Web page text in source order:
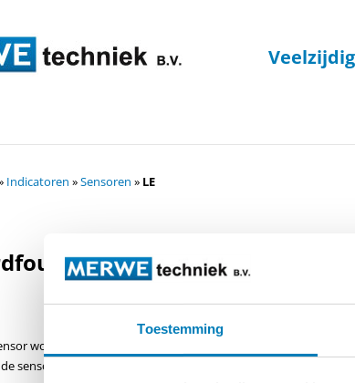
Toestemming
Indicatoren »Sensoren » LE
sensor type LE
wordt gebruikt voor aardfout detectie. De potentiaal vrije
sensor en het display is uitgevoerd met optische kabel.